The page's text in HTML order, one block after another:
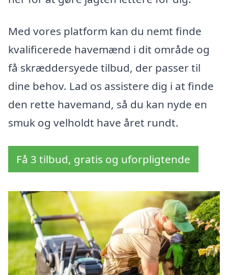
Med vores platform kan du nemt finde
kvalificerede havemænd i dit område og
få skræddersyede tilbud, der passer til
dine behov. Lad os assistere dig i at finde
den rette havemand, så du kan nyde en
smuk og velholdt have året rundt.
Få 3 tilbud, gratis og uforpligtende